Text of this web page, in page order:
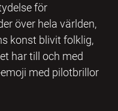
för
över hela världen,
konst blivit folklig,
har till och med
med pilotbrillor